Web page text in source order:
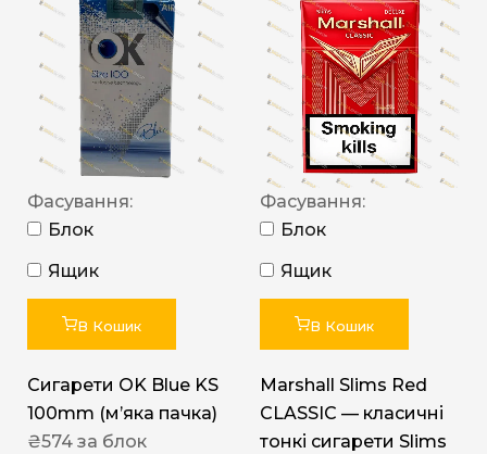
Фасування:
Блок
Ящик
В Кошик
Сигарети OK Blue KS
100mm (м’яка пачка)
₴574 за блок
Фасування:
Блок
Ящик
В Кошик
Marshall Slims Red
CLASSIC — класичні
тонкі сигарети Slims